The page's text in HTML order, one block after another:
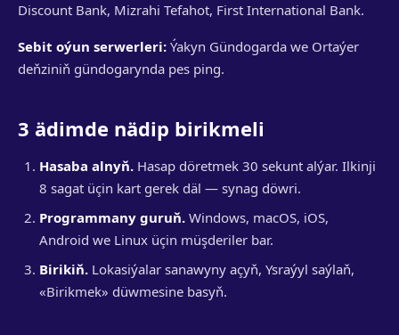
Discount Bank, Mizrahi Tefahot, First International Bank.
Sebit oýun serwerleri: Ýakyn Gündogarda we Ortaýer
deňziniň gündogarynda pes ping.
3 ädimde nädip birikmeli
Hasaba alnyň. Hasap döretmek 30 sekunt alýar. Ilkinji
8 sagat üçin kart gerek däl — synag döwri.
Programmany guruň. Windows, macOS, iOS,
Android we Linux üçin müşderiler bar.
Birikiň. Lokasiýalar sanawyny açyň, Ysraýyl saýlaň,
«Birikmek» düwmesine basyň.